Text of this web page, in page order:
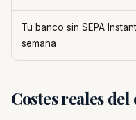
Tu banco sin SEPA
semana
Costes reales